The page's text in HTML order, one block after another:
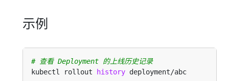
示例
# 查看 Deployment 的上线历史记录
kubectl rollout history